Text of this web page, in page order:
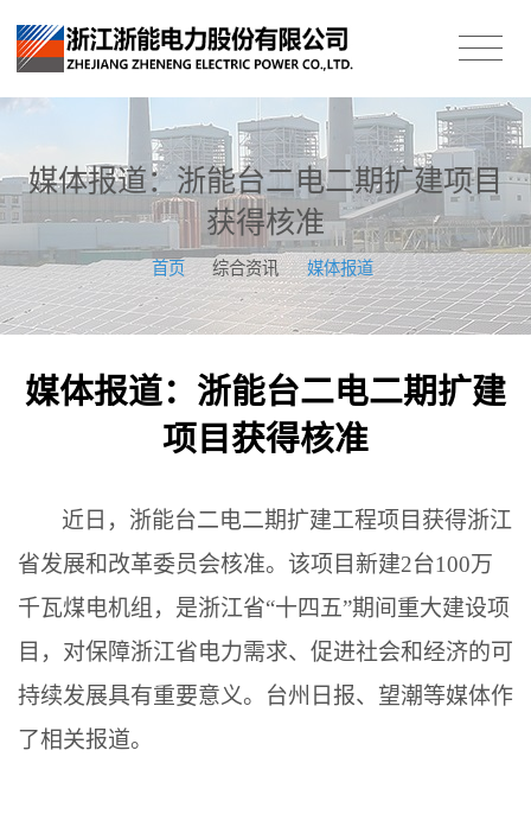
媒体报道：浙能台二电二期扩建项目
获得核准
首页 综合资讯 / 媒体报道
媒体报道：浙能台二电二期扩建
项目获得核准
近日，浙能台二电二期扩建工程项目获得浙江
省发展和改革委员会核准。该项目新建2台100万
千瓦煤电机组，是浙江省“十四五”期间重大建设项
目，对保障浙江省电力需求、促进社会和经济的可
持续发展具有重要意义。台州日报、望潮等媒体作
了相关报道。